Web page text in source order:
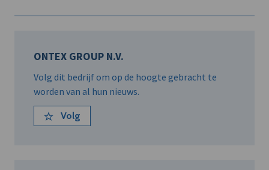
ONTEX GROUP N.V.
Volg dit bedrijf om op de hoogte gebracht te
worden van al hun nieuws.
Volg